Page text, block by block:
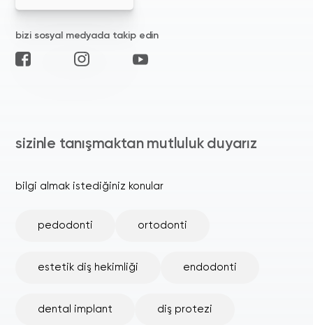
bizi sosyal medyada takip edin
sizinle tanışmaktan mutluluk duyarız
bilgi almak istediğiniz konular
pedodonti ortodonti
estetik diş hekimliği endodonti
dental implant diş protezi